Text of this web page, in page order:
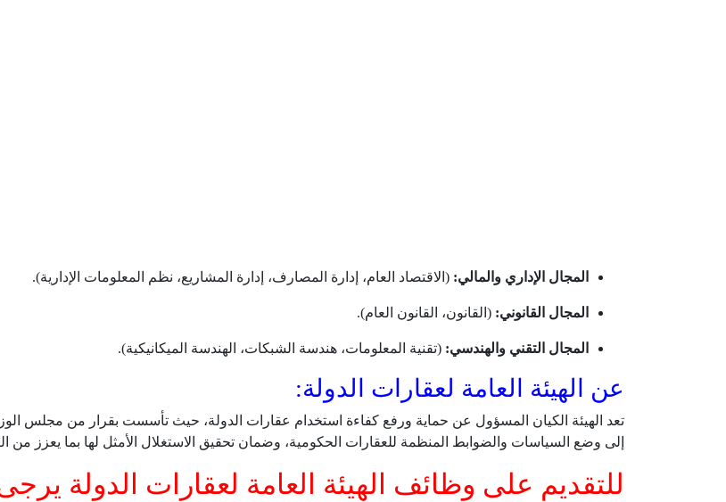
المجال الإداري والمالي: (الاقتصاد العام، إدارة المصارف، إدارة المشاريع، نظم المعلومات الإدارية).
المجال القانوني: (القانون، القانون العام).
المجال التقني والهندسي: (تقنية المعلومات، هندسة الشبكات، الهندسة الميكانيكية).
عن الهيئة العامة لعقارات الدولة:
تعد الهيئة الكيان المسؤول عن حماية ورفع كفاءة استخدام عقارات الدولة، حيث تأسست بقرار من مجلس
إلى وضع السياسات والضوابط المنظمة للعقارات الحكومية، وضمان تحقيق الاستغلال الأمثل لها بما يعزز من
للتقديم على وظائف الهيئة العامة لعقارات الدولة